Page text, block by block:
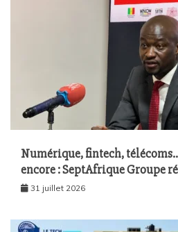
Numérique, fintech,
encore : SeptAfrique Groupe
l’économie sénégalaise le 10
31 juillet 2026